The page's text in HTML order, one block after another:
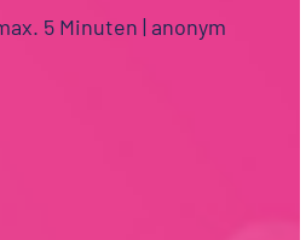
deutschen
5 Minuten | anonym